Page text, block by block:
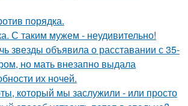
порядка.
С таким мужем - неудивительно!
звезды объявила о расставании с 35-
но мать внезапно выдала
их ночей.
который мы заслужили - или просто